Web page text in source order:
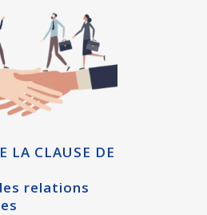
LA CLAUSE DE
relations